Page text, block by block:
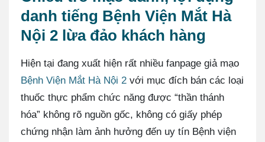
danh tiếng Bệnh Viện Mắt Hà
Nội 2 lừa đảo khách hàng
Hiện tại đang xuất hiện rất nhiều fanpage giả mạo
Bệnh Viện Mắt Hà Nội 2 với mục đích bán các loại
thuốc thực phẩm chức năng được “thần thánh
hóa” không rõ nguồn gốc, không có giấy phép
chứng nhận làm ảnh hưởng đến uy tín Bệnh viện